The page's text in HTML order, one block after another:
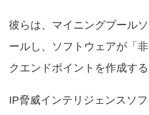
彼らは、マイニングプール
ールし、ソフトウェアが「
クエンドポイントを作成する
IP脅威インテリジェンスソ